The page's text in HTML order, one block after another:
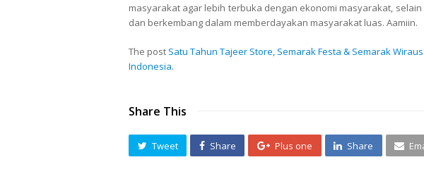
masyarakat agar lebih terbuka dengan ekonomi masyarakat,
dan berkembang dalam memberdayakan masyarakat luas. Aamiin.
The post Satu Tahun Tajeer Store, Semarak Festa & Semarak
Indonesia.
Share This
Tweet Share Plus one Share